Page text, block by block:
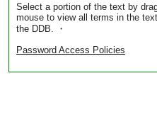
Select a portion of the text by
mouse to view all terms in the
the DDB. ・
Password Access Policies